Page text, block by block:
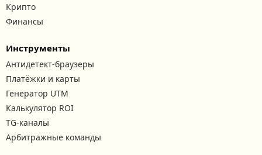
Крипто
Финансы
Инструменты
Антидетект-браузеры
Платёжки и карты
Генератор UTM
Калькулятор ROI
TG-каналы
Арбитражные команды